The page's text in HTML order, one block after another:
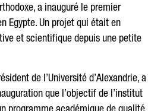
a inauguré le premier
Egypte. Un projet qui était en
et scientifique depuis une petite
de l’Université d’Alexandrie, a
que l’objectif de l’institut
programme académique de qualité